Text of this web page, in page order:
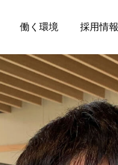
働く環境 採用情報